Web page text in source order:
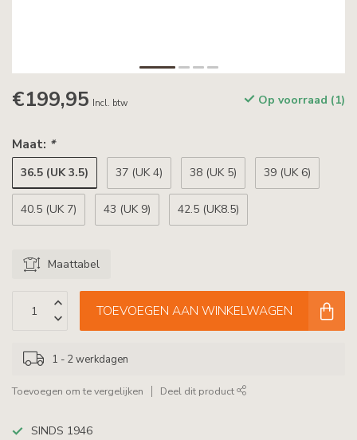
€199,95 Incl. btw Op voorraad (1)
Maat: *
36.5 (UK 3.5) 37 (UK 4) 38 (UK 5) 39 (UK 6)
40.5 (UK 7) 43 (UK 9) 42.5 (UK8.5)
Maattabel
TOEVOEGEN AAN WINKELWAGEN
1 - 2 werkdagen
Toevoegen om te vergelijken Deel dit product
SINDS 1946